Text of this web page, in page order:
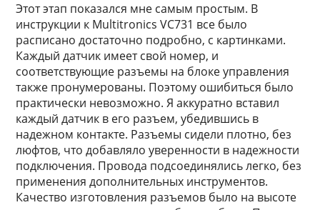
Этот этап показался мне самым простым. В
инструкции к Multitronics VC731 все было
расписано достаточно подробно, с картинками.
Каждый датчик имеет свой номер, и
соответствующие разъемы на блоке управления
также пронумерованы. Поэтому ошибиться было
практически невозможно. Я аккуратно вставил
каждый датчик в его разъем, убедившись в
надежном контакте. Разъемы сидели плотно, без
люфтов, что добавляло уверенности в надежности
подключения. Провода подсоединялись легко, без
применения дополнительных инструментов.
Качество изготовления разъемов было на высоте